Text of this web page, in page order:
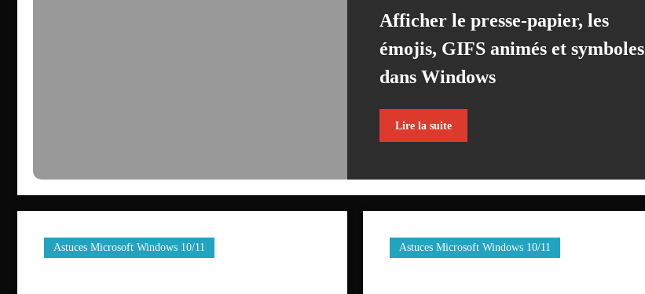
Afficher le presse-papier, les
émojis, GIFS animés et symboles
dans Windows
Lire la suite
Astuces Microsoft Windows 10/11 Astuces Microsoft Windows 10/11